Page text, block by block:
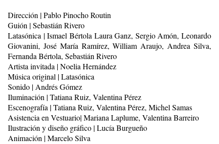
Dirección | Pablo Pinocho Routin
Guión | Sebastián Rivero
Latasónica | Ismael Bértola Laura Ganz, Sergio Amón, Leonardo
Giovanini, José María Ramírez, William Araujo, Andrea Silva,
Fernanda Bértola, Sebastián Rivero
Artista invitada | Noelia Hernández
Música original | Latasónica
Sonido | Andrés Gómez
Iluminación | Tatiana Ruiz, Valentina Pérez
Escenografía | Tatiana Ruiz, Valentina Pérez, Michel Samas
Asistencia en Vestuario| Mariana Laplume, Valentina Barreiro
Ilustración y diseño gráfico | Lucía Burgueño
Animación | Marcelo Silva